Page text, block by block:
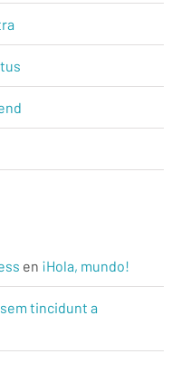
en ¡Hola, mundo!
tincidunt a